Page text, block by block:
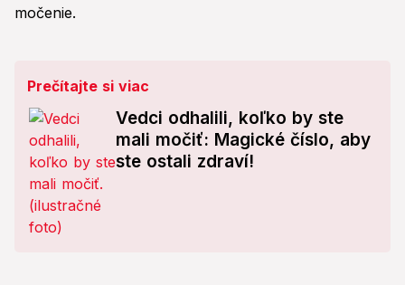
močenie.
Prečítajte si viac
Vedci odhalili, koľko by ste
mali močiť: Magické číslo, aby
ste ostali zdraví!